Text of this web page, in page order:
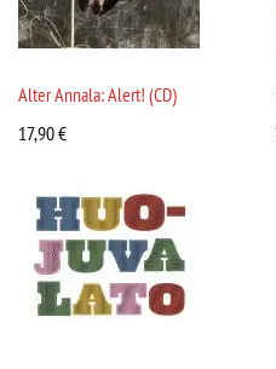
Alter Annala: Alert! (CD)
17,90€